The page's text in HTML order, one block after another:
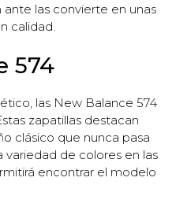
las convierte en unas
calidad.
574
las New Balance 574
zapatillas destacan
clásico que nunca pasa
variedad de colores en las
encontrar el modelo